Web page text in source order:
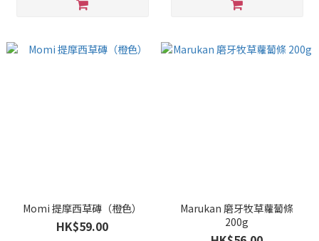
Momi 提摩西草磚（橙色）
HK$59.00
Marukan 磨牙牧草蘿蔔條
200g